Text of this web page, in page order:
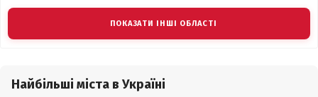
ПОКАЗАТИ ІНШІ ОБЛАСТІ
Найбільші міста в Україні